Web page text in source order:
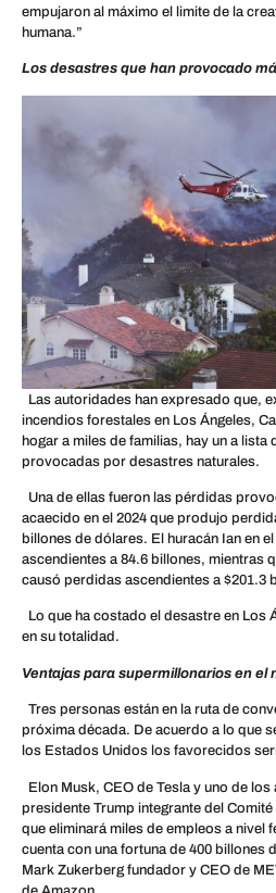
empujaron al máximo el limite de la
humana.”
Los desastres que han provocado
Las autoridades han expresado que,
incendios forestales en Los Ángeles,
hogar a miles de familias, hay un a lista
provocadas por desastres naturales.
Una de ellas fueron las pérdidas
acaecido en el 2024 que produjo
billones de dólares. El huracán Ian en
ascendientes a 84.6 billones, mientras
causó perdidas ascendientes a $201.3
Lo que ha costado el desastre en Los
en su totalidad.
Ventajas para supermillonarios en el
Tres personas están en la ruta de
próxima década. De acuerdo a lo que
los Estados Unidos los favorecidos
Elon Musk, CEO de Tesla y uno de
presidente Trump integrante del
que eliminará miles de empleos a nivel
cuenta con una fortuna de 400 billones
Mark Zukerberg fundador y CEO de